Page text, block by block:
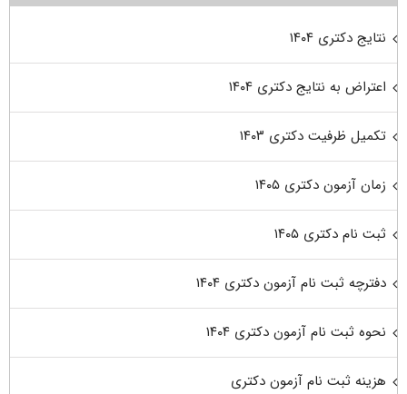
نتایج دکتری ۱۴۰۴
اعتراض به نتایج دکتری ۱۴۰۴
تکمیل ظرفیت دکتری ۱۴۰۳
زمان آزمون دکتری ۱۴۰۵
ثبت نام دکتری ۱۴۰۵
دفترچه ثبت نام آزمون دکتری ۱۴۰۴
نحوه ثبت نام آزمون دکتری ۱۴۰۴
هزینه ثبت نام آزمون دکتری